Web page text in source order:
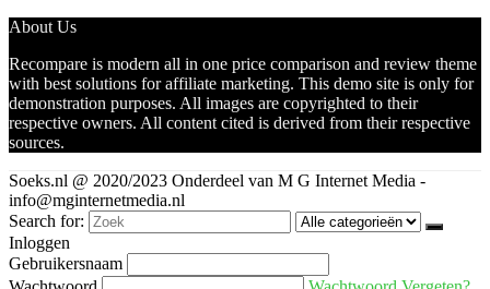
About Us
Recompare is modern all in one price comparison and review theme
with best solutions for affiliate marketing. This demo site is only for
demonstration purposes. All images are copyrighted to their
respective owners. All content cited is derived from their respective
sources.
Soeks.nl @ 2020/2023 Onderdeel van M G Internet Media -
info@mginternetmedia.nl
Search for:
Inloggen
Gebruikersnaam